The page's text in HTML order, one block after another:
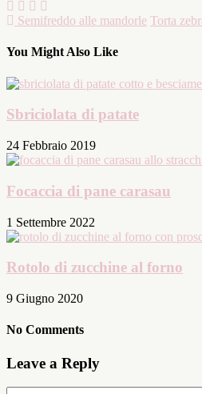
Semifreddo alle mandorle Torta
You Might Also Like
Sbriciolata di patate
24 Febbraio 2019
Focaccia di pane carasau
1 Settembre 2022
Rotolo di zucchine al forno
9 Giugno 2020
No Comments
Leave a Reply